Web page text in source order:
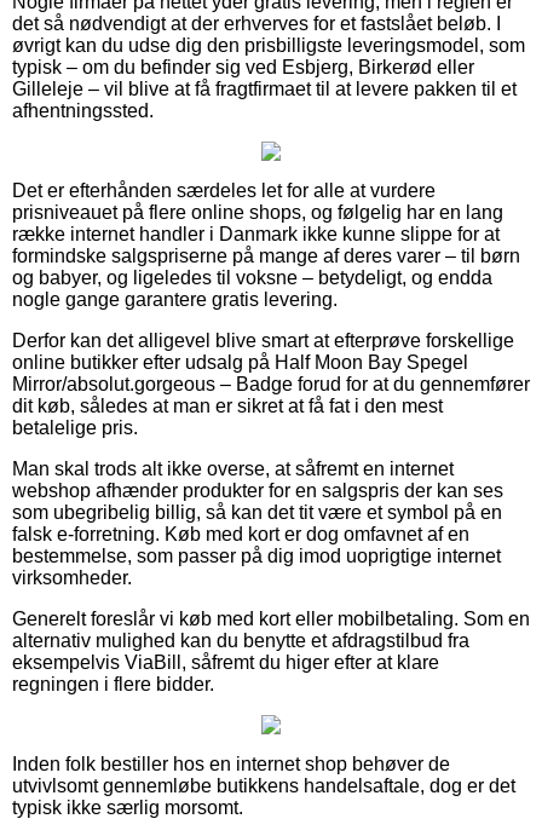
det så nødvendigt at der erhverves for et fastslået beløb. I
øvrigt kan du udse dig den prisbilligste leveringsmodel, som
typisk – om du befinder sig ved Esbjerg, Birkerød eller
Gilleleje – vil blive at få fragtfirmaet til at levere pakken til et
afhentningssted.
Det er efterhånden særdeles let for alle at vurdere
prisniveauet på flere online shops, og følgelig har en lang
række internet handler i Danmark ikke kunne slippe for at
formindske salgspriserne på mange af deres varer – til børn
og babyer, og ligeledes til voksne – betydeligt, og endda
nogle gange garantere gratis levering.
Derfor kan det alligevel blive smart at efterprøve forskellige
online butikker efter udsalg på Half Moon Bay Spegel
Mirror/absolut.gorgeous – Badge forud for at du gennemfører
dit køb, således at man er sikret at få fat i den mest
betalelige pris.
Man skal trods alt ikke overse, at såfremt en internet
webshop afhænder produkter for en salgspris der kan ses
som ubegribelig billig, så kan det tit være et symbol på en
falsk e-forretning. Køb med kort er dog omfavnet af en
bestemmelse, som passer på dig imod uoprigtige internet
virksomheder.
Generelt foreslår vi køb med kort eller mobilbetaling. Som en
alternativ mulighed kan du benytte et afdragstilbud fra
eksempelvis ViaBill, såfremt du higer efter at klare
regningen i flere bidder.
Inden folk bestiller hos en internet shop behøver de
utvivlsomt gennemløbe butikkens handelsaftale, dog er det
typisk ikke særlig morsomt.